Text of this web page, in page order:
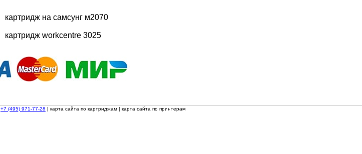
картридж на самсунг м2070
картридж workcentre 3025
+7 (495) 971-77-28 | карта сайта по картриджам | карта сайта по принтерам